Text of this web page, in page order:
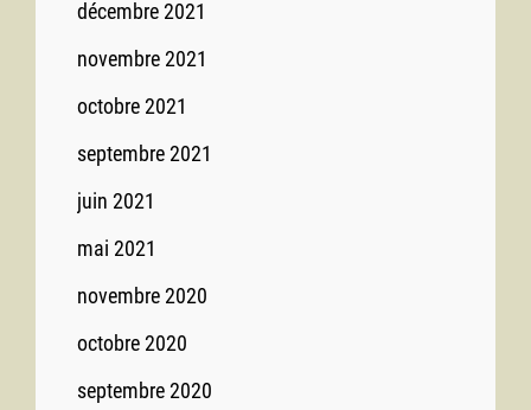
décembre 2021
novembre 2021
octobre 2021
septembre 2021
juin 2021
mai 2021
novembre 2020
octobre 2020
septembre 2020